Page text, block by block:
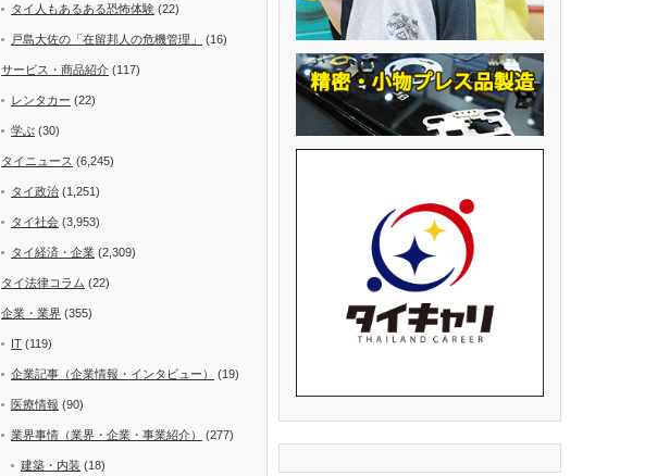
タイ人もあるある恐怖体験 (22)
戸島大佐の「在留邦人の危機管理」 (16)
サービス・商品紹介 (117)
レンタカー (22)
学ぶ (30)
タイニュース (6,245)
タイ政治 (1,251)
タイ社会 (3,953)
タイ経済・企業 (2,309)
タイ法律コラム (22)
企業・業界 (355)
IT (119)
企業記事（企業情報・インタビュー） (19)
医療情報 (90)
業界事情（業界・企業・事業紹介） (277)
建築・内装 (18)